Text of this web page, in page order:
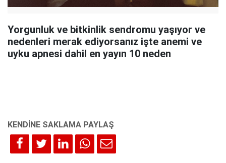
Yorgunluk ve bitkinlik sendromu yaşıyor ve
nedenleri merak ediyorsanız işte anemi ve
uyku apnesi dahil en yayın 10 neden